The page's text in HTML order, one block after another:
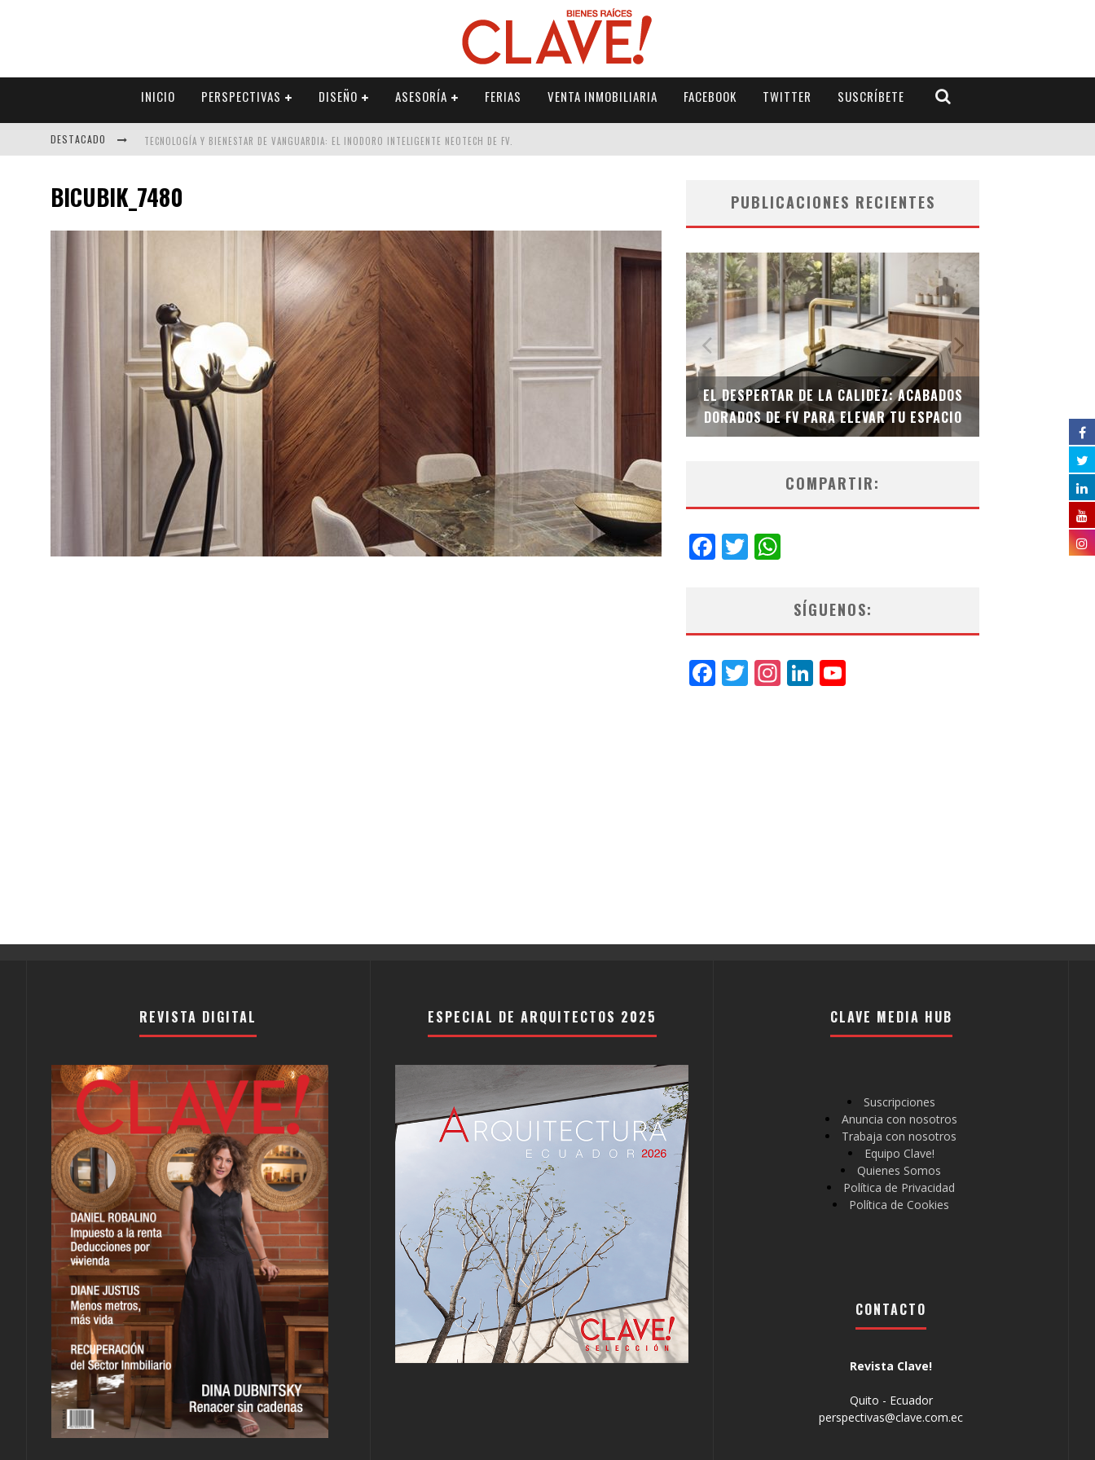
INICIO PERSPECTIVAS DISEÑO ASESORÍA FERIAS VENTA INMOBILIARIA FACEBOOK TWITTER SUSCRÍBETE
DESTACADO TECNOLOGÍA Y BIENESTAR DE VANGUARDIA: EL INODORO INTELIGENTE NEOTECH DE FV.
ALEXANDRA BEDOYA – LA CONSTANCIA DETRÁS DE LA PALETERÍA
EL DESPERTAR DE LA CALIDEZ: ACABADOS DORADOS DE FV PARA ELEVAR TU ESPACIO
BICUBIK_7480 PUBLICACIONES RECIENTES
SAINT-GOBAIN IMPTEK – XI CONVENCIÓN
INTERNACIONAL
EL DESPERTAR DE LA CALIDEZ: ACABADOS
DORADOS DE FV PARA ELEVAR TU ESPACIO
EL INODORO
COMPARTIR:
Facebook
Twitter
SÍGUENOS:
Facebook
Twitter
Instagram
LinkedIn
REVISTA DIGITAL ESPECIAL DE ARQUITECTOS 2025 CLAVE MEDIA HUB
Suscripciones
Anuncia con nosotros
Trabaja con nosotros
Equipo Clave!
Quienes Somos
Política de Privacidad
Política de Cookies
CONTACTO
Revista Clave!
Quito - Ecuador
perspectivas@clave.com.ec